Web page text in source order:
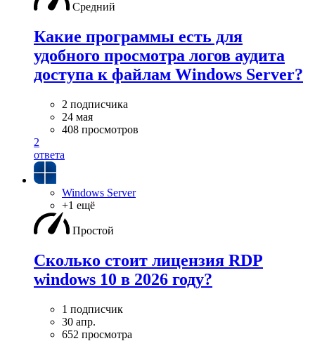
Средний
Какие программы есть для
удобного просмотра логов аудита
доступа к файлам Windows Server?
2 подписчика
24 мая
408 просмотров
2
ответа
Windows Server
+1 ещё
Простой
Сколько стоит лицензия RDP
windows 10 в 2026 году?
1 подписчик
30 апр.
652 просмотра